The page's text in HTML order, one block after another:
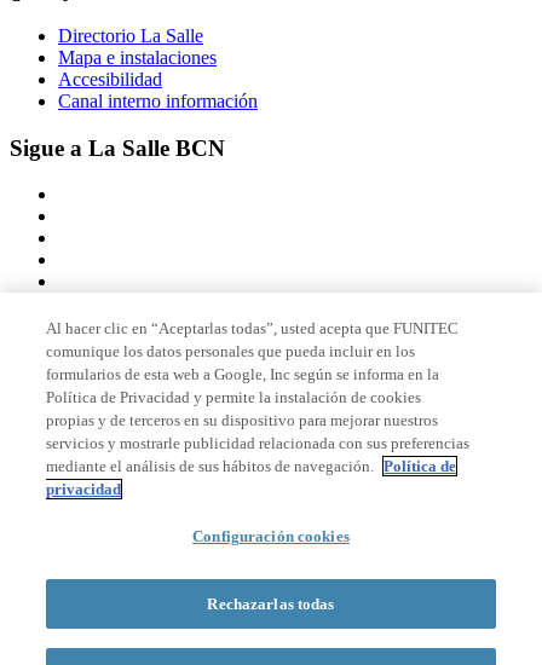
Directorio La Salle
Mapa e instalaciones
Accesibilidad
Canal interno información
Sigue a La Salle BCN
Miembro de
Acreditaciones
© 2026 La Salle Campus Barcelona - URL |
Formulario de búsqueda
Al hacer clic en “Aceptarlas todas”, usted acepta que FUNITEC
comunique los datos personales que pueda incluir en los
formularios de esta web a Google, Inc según se informa en la
Política de Privacidad y permite la instalación de cookies
propias y de terceros en su dispositivo para mejorar nuestros
servicios y mostrarle publicidad relacionada con sus preferencias
mediante el análisis de sus hábitos de navegación. Política de
privacidad
Configuración cookies
Rechazarlas todas